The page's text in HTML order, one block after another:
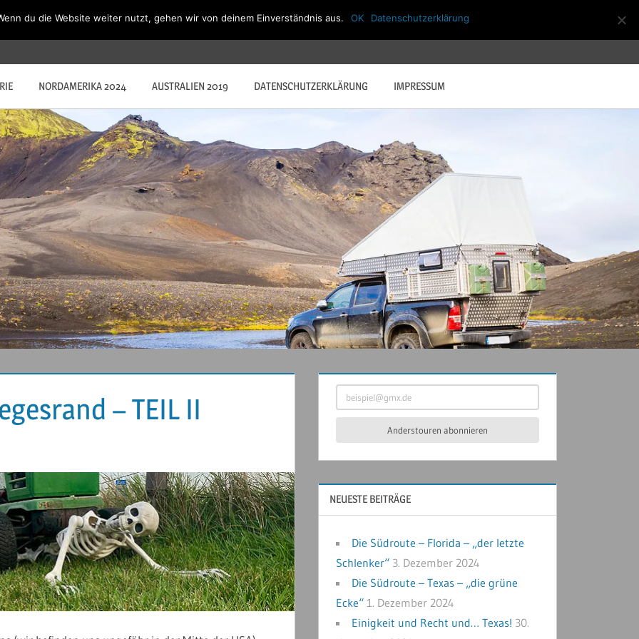
NORDAMERIKA 2024 AUSTRALIEN 2019 DATENSCHUTZERKLÄRUNG IMPRESSUM
– TEIL II
beispiel@gmx.de
Anderstouren abonnieren
NEUESTE BEITRÄGE
Die Südroute – Florida – „der letzte
Schlenker“ 3. Dezember 2024
Die Südroute – Texas – „die grüne
Ecke“ 1. Dezember 2024
Einigkeit und Recht und… Texas! 30.
du die Website weiter nutzt, gehen wir von deinem Einverständnis aus. OK Datenschutzerklärung